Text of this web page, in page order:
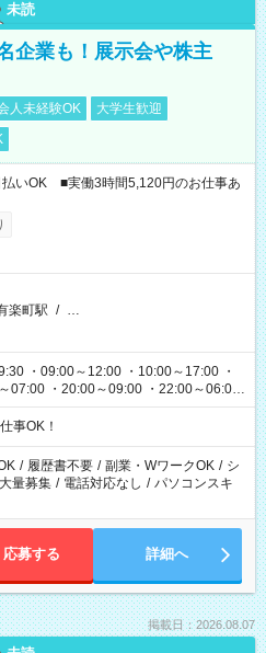
未読
企業も！展示会や株主
人未経験OK
大学生歓迎
いOK ■実働3時間5,120円のお仕事あ
楽町駅 / …
・09:00～12:00 ・10:00～17:00 ・
07:00 ・20:00～09:00 ・22:00～06:00
事OK！
/ 履歴書不要 / 副業・WワークOK / シ
量募集 / 電話対応なし / パソコンスキ
応募する 詳細へ
掲載日：2026.08.07